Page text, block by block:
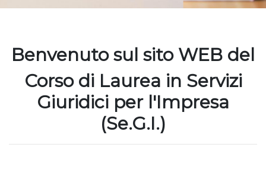
Benvenuto sul sito WEB del
Corso di Laurea in Servizi
Giuridici per l'Impresa
(Se.G.I.)